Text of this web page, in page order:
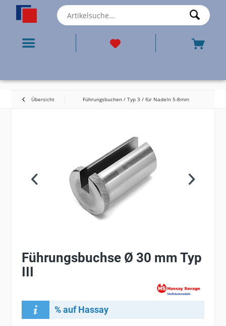
Übersicht Führungsbuchen / Typ 3 / für Nadeln 5-8mm
Führungsbuchse Ø 30 mm Typ
III
% auf Hassay